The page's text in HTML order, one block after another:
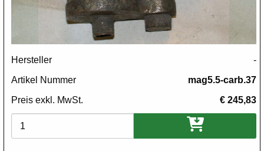
Hersteller
-
Artikel Nummer
mag5.5-carb.37
Preis exkl. MwSt.
€ 245,83
Varianten